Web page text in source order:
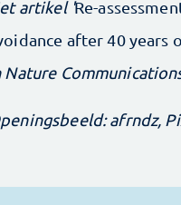
artikel ' Re-
after 40
Nature
afrndz,